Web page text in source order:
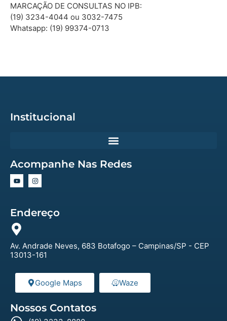
MARCAÇÃO DE CONSULTAS NO IPB:
(19) 3234-4044 ou 3032-7475
Whatsapp: (19) 99374-0713
Institucional
Acompanhe Nas Redes
Endereço
Av. Andrade Neves, 683 Botafogo – Campinas/SP - CEP
13013-161
Google Maps Waze
Nossos Contatos